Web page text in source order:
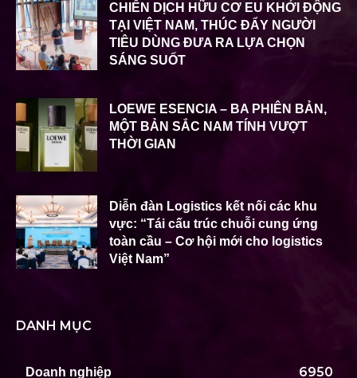
CHIẾN DỊCH HỮU CƠ EU KHỞI ĐỘNG
TẠI VIỆT NAM, THÚC ĐẨY NGƯỜI
TIÊU DÙNG ĐƯA RA LỰA CHỌN
SÁNG SUỐT
LOEWE ESENCIA – BA PHIÊN BẢN,
MỘT BẢN SẮC NAM TÍNH VƯỢT
THỜI GIAN
Diễn đàn Logistics kết nối các khu
vực: “Tái cấu trúc chuỗi cung ứng
toàn cầu – Cơ hội mới cho logistics
Việt Nam”
DANH MỤC
Doanh nghiệp 6950